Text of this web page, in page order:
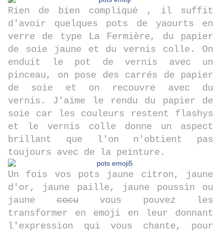
Rien de bien compliqué , il suffit
d'avoir quelques pots de yaourts en
verre de type La Fermière, du papier
de soie jaune et du vernis colle. On
enduit le pot de vernis avec un
pinceau, on pose des carrés de papier
de soie et on recouvre avec du
vernis. J'aime le rendu du papier de
soie car les couleurs restent flashys
et le vernis colle donne un aspect
brillant que l'on n'obtient pas
toujours avec de la peinture.
Un fois vos pots jaune citron, jaune
d'or, jaune paille, jaune poussin ou
jaunecocuvous pouvez les
transformer en emoji en leur donnant
l'expression qui vous chante, pour